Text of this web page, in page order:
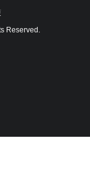
Reserved.